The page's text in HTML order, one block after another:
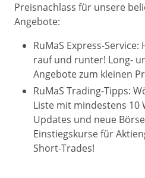
Preisnachlass für unsere
Angebote:
RuMaS Express-
rauf und runter! Long-
Angebote zum kleinen
RuMaS Trading-Tipps:
Liste mit mindestens 10
Updates und neue
Einstiegskurse für
Short-Trades!